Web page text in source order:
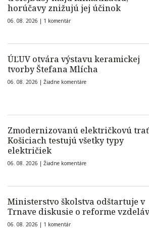
horúčavy znižujú jej účinok
06. 08. 2026 | 1 komentár
ÚĽUV otvára výstavu keramickej
tvorby Štefana Mlícha
06. 08. 2026 | Žiadne komentáre
Zmodernizovanú električkovú
Košiciach testujú všetky typy
električiek
06. 08. 2026 | Žiadne komentáre
Ministerstvo školstva odštartuje v
Trnave diskusie o reforme
06. 08. 2026 | 1 komentár